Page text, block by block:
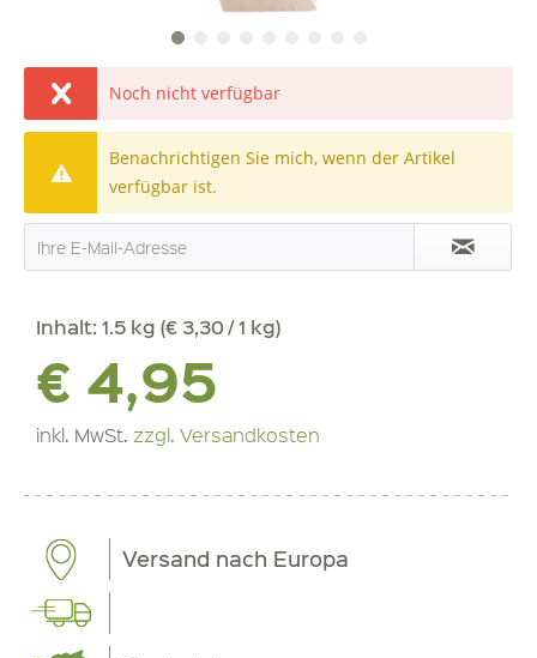
Noch nicht verfügbar
Benachrichtigen Sie mich, wenn der Artikel
verfügbar ist.
Inhalt: 1.5 kg (€ 3,30 / 1 kg)
€ 4,95
inkl. MwSt. zzgl. Versandkosten
Versand nach Europa